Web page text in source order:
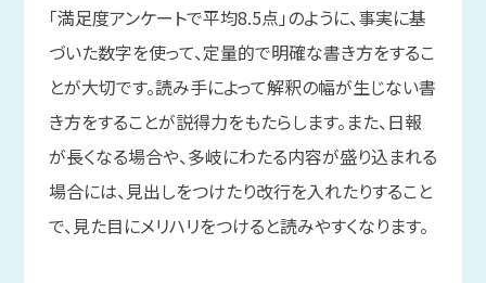
「満足度アンケートで平均8.5点」のように、事実に基
づいた数字を使って、定量的で明確な書き方をするこ
とが大切です。読み手によって解釈の幅が生じない書
き方をすることが説得力をもたらします。また、日報
が長くなる場合や、多岐にわたる内容が盛り込まれる
場合には、見出しをつけたり改行を入れたりすること
で、見た目にメリハリをつけると読みやすくなります。